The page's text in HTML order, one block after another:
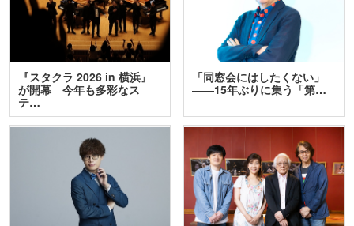
『スタクラ 2026 in 横浜』
が開幕 今年も多彩なス
テ…
「同窓会にはしたくない」
――15年ぶりに集う「第…